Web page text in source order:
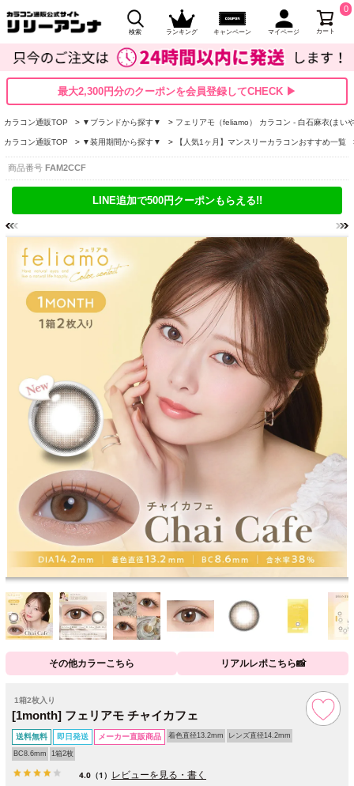
検索 ランキング キャンペーン マイページ カート
0
最大2,300円分のクーポンを会員登録してCHECK ▶
カラコン通販TOP ▼ブランドから探す▼ フェリアモ（feliamo） カラコン - 白石麻衣(まい
カラコン通販TOP ▼装用期間から探す▼ 【人気1ヶ月】マンスリーカラコンおすすめ一覧
商品番号 FAM2CCF
LINE追加で500円クーポンもらえる!!
その他カラーこちら リアルレポこちら📸
1箱2枚入り
[1month] フェリアモ チャイカフェ
送料無料 即日発送 メーカー直販商品 着色直径13.2mm レンズ直径14.2mm
BC8.6mm 1箱2枚
4.0 （1） レビューを見る・書く